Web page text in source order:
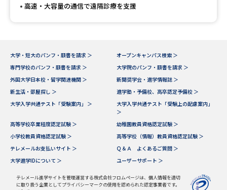
高等学校（情報）教員資格認定
試験
大学で学べる内容や特徴を調べる
新増設大学・学部・学科特集
国際・グローバルに強い大学特
集
高速・大容量の通信で遠隔診療を支援
大学・短大のパンフ・願書を請求 ＞
オープンキャンパス検索 ＞
専門学校のパンフ・願書を請求 ＞
大学院のパンフ・願書を請求 ＞
外国大学日本校・留学関連機関 ＞
新聞奨学会・進学情報誌 ＞
新生活・部屋探し ＞
進学塾・予備校、高卒認定予備校 ＞
大学入学共通テスト「受験案内」 ＞
大学入学共通テスト「受験上の配慮案内」
＞
高等学校卒業程度認定試験 ＞
幼稚園教員資格認定試験 ＞
小学校教員資格認定試験 ＞
高等学校（情報）教員資格認定試験 ＞
テレメールお支払いサイト ＞
Ｑ＆Ａ よくあるご質問 ＞
大学進学IDについて ＞
ユーザーサポート ＞
テレメール進学サイトを管理運営する株式会社フロムページは、個人情報を適切
に取り扱う企業としてプライバシーマークの使用を認められた認定事業者です。